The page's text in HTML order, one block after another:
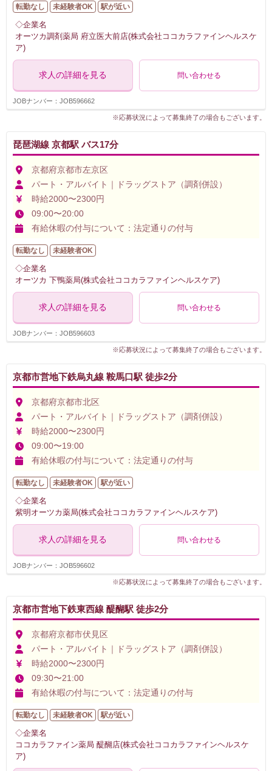
転勤なし 未経験者OK 駅が近い
◇企業名
オーツカ調剤薬局 府立医大前店(株式会社ココカラファインヘルスケ
ア)
求人の詳細を見る 問い合わせる
JOBナンバー：JOB596662
※応募状況によって募集終了の場合もございます。
琵琶湖線 京都駅 バス17分
京都府京都市左京区
パート・アルバイト｜ドラッグストア（調剤併設）
時給2000〜2300円
09:00〜20:00
有給休暇の付与について：法定通りの付与
転勤なし 未経験者OK
◇企業名
オーツカ 下鴨薬局(株式会社ココカラファインヘルスケア)
求人の詳細を見る 問い合わせる
JOBナンバー：JOB596603
※応募状況によって募集終了の場合もございます。
京都市営地下鉄烏丸線 鞍馬口駅 徒歩2分
京都府京都市北区
パート・アルバイト｜ドラッグストア（調剤併設）
時給2000〜2300円
09:00〜19:00
有給休暇の付与について：法定通りの付与
転勤なし 未経験者OK 駅が近い
◇企業名
紫明オーツカ薬局(株式会社ココカラファインヘルスケア)
求人の詳細を見る 問い合わせる
JOBナンバー：JOB596602
※応募状況によって募集終了の場合もございます。
京都市営地下鉄東西線 醍醐駅 徒歩2分
京都府京都市伏見区
パート・アルバイト｜ドラッグストア（調剤併設）
時給2000〜2300円
09:30〜21:00
有給休暇の付与について：法定通りの付与
転勤なし 未経験者OK 駅が近い
◇企業名
ココカラファイン薬局 醍醐店(株式会社ココカラファインヘルスケ
ア)